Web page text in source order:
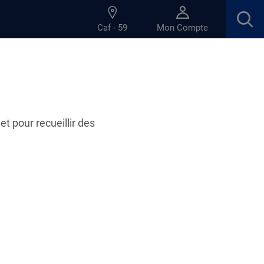
pour recueillir des
Caf - 59 Mon Compte